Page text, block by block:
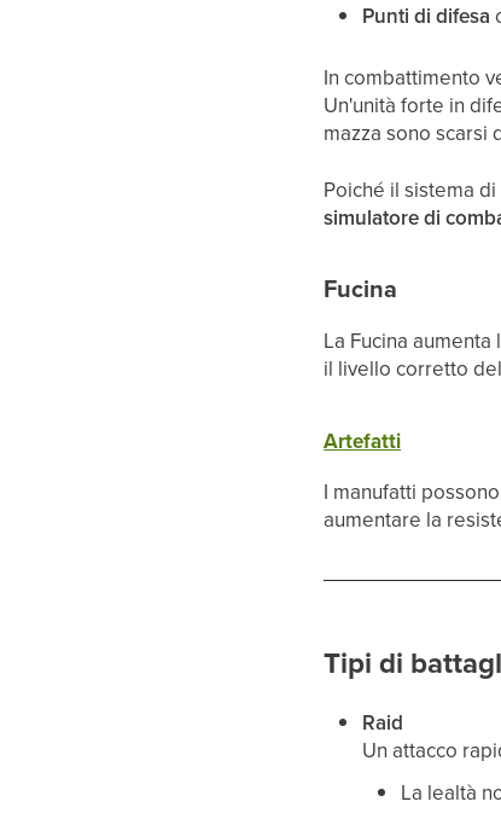
Punti di difesa
In combattimento
Un'unità forte in
mazza sono scarsi
Poiché il sistema
simulatore di
Fucina
La Fucina
il livello corretto
Artefatti
I manufatti
aumentare la
Tipi di
Raid
Un attacco
La lealtà